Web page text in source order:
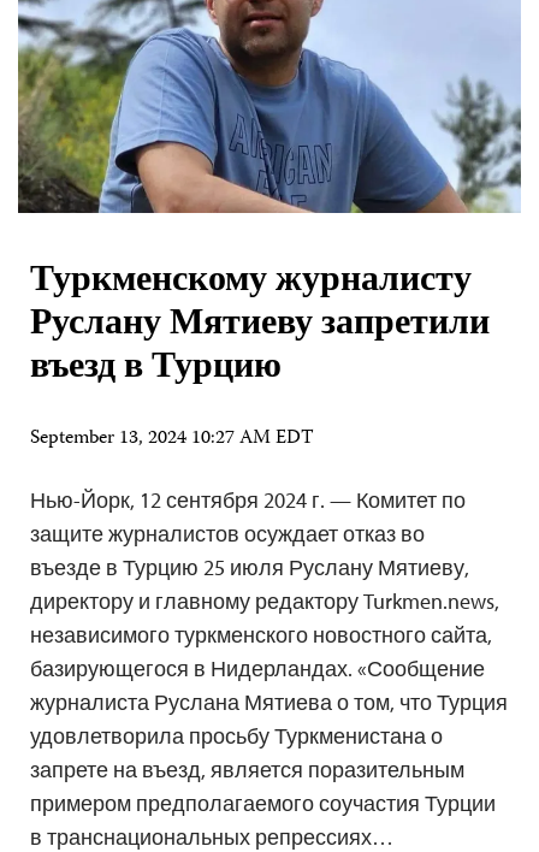
Туркменскому журналисту
Руслану Мятиеву запретили
въезд в Турцию
September 13, 2024 10:27 AM EDT
Нью-Йорк, 12 сентября 2024 г. — Комитет по
защите журналистов осуждает отказ во
въезде в Турцию 25 июля Руслану Мятиеву,
директору и главному редактору Turkmen.news,
независимого туркменского новостного сайта,
базирующегося в Нидерландах. «Сообщение
журналиста Руслана Мятиева о том, что Турция
удовлетворила просьбу Туркменистана о
запрете на въезд, является поразительным
примером предполагаемого соучастия Турции
в транснациональных репрессиях…